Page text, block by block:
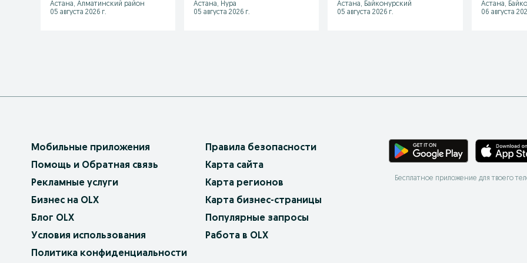
Астана, Алматинский район
05 августа 2026 г.
Астана, Нура
05 августа 2026 г.
Астана, Байконурский
05 августа 2026 г.
Астана,
06 августа
Мобильные приложения
Помощь и Обратная связь
Рекламные услуги
Бизнес на OLX
Блог OLX
Условия использования
Политика конфиденциальности
Правила безопасности
Карта сайта
Карта регионов
Карта бизнес-страницы
Популярные запросы
Работа в OLX
Бесплатное приложение для твоего